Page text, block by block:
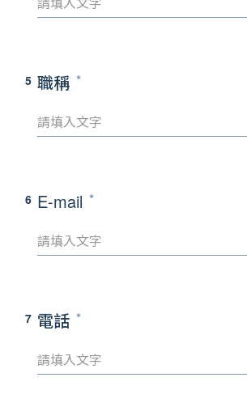
5 職稱
6 E-mail
7 電話